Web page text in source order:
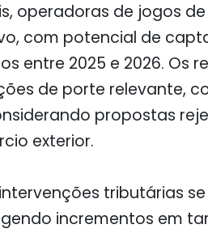
operadoras de jogos
com potencial de
entre 2025 e 2026. Os
de porte relevante,
propostas
exterior.
tributárias
incrementos em